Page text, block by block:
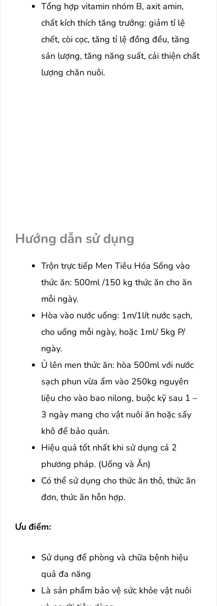
Tổng hợp vitamin nhóm B, axit amin,
chất kích thích tăng trưởng: giảm tỉ lệ
chết, còi cọc, tăng tỉ lệ đồng đều, tăng
sản lượng, tăng năng suất, cải thiện chất
lượng chăn nuôi.
Hướng dẫn sử dụng
Trộn trực tiếp Men Tiêu Hóa Sống vào
thức ăn: 500ml /150 kg thức ăn cho ăn
mỗi ngày.
Hòa vào nước uống: 1m/1lít nước sạch,
cho uống mỗi ngày, hoặc 1ml/ 5kg P/
ngày.
Ủ lên men thức ăn: hòa 500ml với nước
sạch phun vừa ẩm vào 250kg nguyên
liệu cho vào bao nilong, buộc kỹ sau 1 –
3 ngày mang cho vật nuôi ăn hoặc sấy
khô để bảo quản.
Hiệu quả tốt nhất khi sử dụng cả 2
phương pháp. (Uống và Ăn)
Có thể sử dụng cho thức ăn thô, thức ăn
đơn, thức ăn hỗn hợp.
Ưu điểm:
Sử dụng để phòng và chữa bệnh hiệu
quả đa năng
Là sản phẩm bảo vệ sức khỏe vật nuôi